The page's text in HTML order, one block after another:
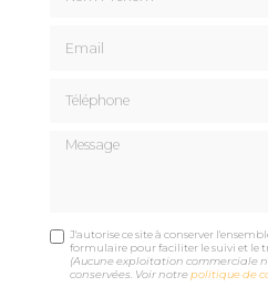
Message
J'autorise ce site à conserver
formulaire pour faciliter le suivi et le
(Aucune exploitation commerciale
conservées. Voir notrepolitique de